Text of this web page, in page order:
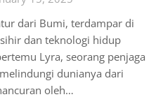
dari Bumi, terdampar di
dan teknologi hidup
Lyra, seorang penjaga
dunianya dari
oleh…